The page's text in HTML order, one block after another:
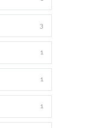
3
1
1
1